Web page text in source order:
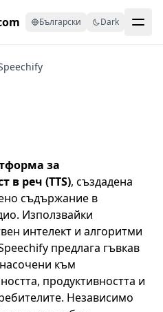
Български Dark
за
в реч (TTS), създадена
съдържание в
Използвайки
интелект и алгоритми
предлага гъвкав
към
продуктивността и
Независимо